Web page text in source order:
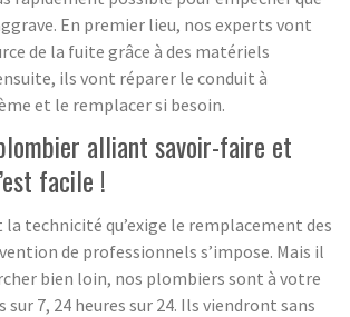
En premier lieu, nos experts vont
de la fuite grâce à des matériels
ils vont réparer le conduit à
et le remplacer si besoin.
alliant savoir-faire et
facile !
technicité qu’exige le remplacement des
de professionnels s’impose. Mais il
bien loin, nos plombiers sont à votre
7, 24 heures sur 24. Ils viendront sans